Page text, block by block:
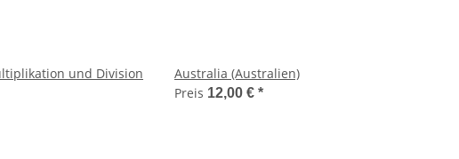
und Division
Australia (Australien)
Preis 12,00 € *